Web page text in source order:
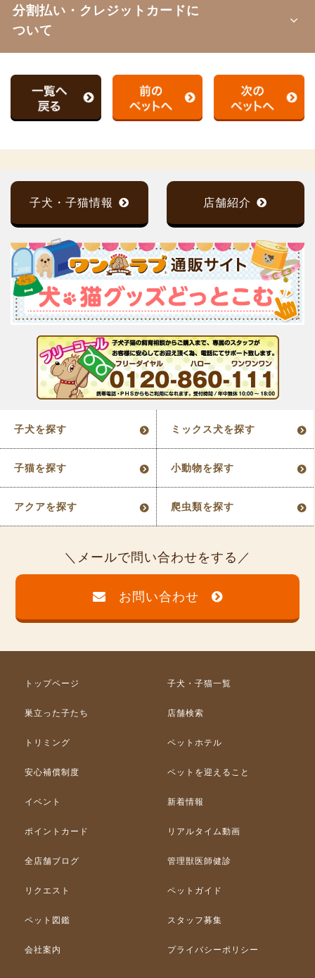
分割払い・クレジットカードに
ついて
子犬・子猫情報 店舗紹介
子犬を探す ミックス犬を探す
子猫を探す 小動物を探す
アクアを探す 爬虫類を探す
メールで問い合わせをする
お問い合わせ
トップページ 子犬・子猫一覧
巣立った子たち 店舗検索
トリミング ペットホテル
安心補償制度 ペットを迎えること
イベント 新着情報
ポイントカード リアルタイム動画
全店舗ブログ 管理獣医師健診
リクエスト ペットガイド
ペット図鑑 スタッフ募集
会社案内 プライバシーポリシー